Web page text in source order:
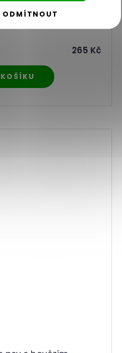
ODMÍTNOUT
na trávení
265 Kč